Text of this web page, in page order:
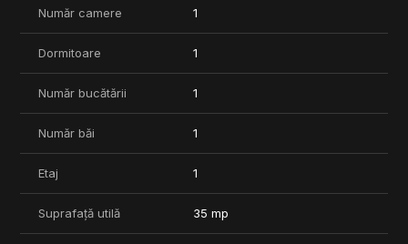
urbane.
Preturile locurilor de parcare:
Nivel - 1: 18.520 EUR+TVA;
Termen de finalziare: Iunie 2026.
***Pozele sunt cu titlu informativ.
Număr camere 1
Dormitoare 1
Număr bucătării 1
Număr băi 1
Etaj 1
Suprafață utilă 35 mp